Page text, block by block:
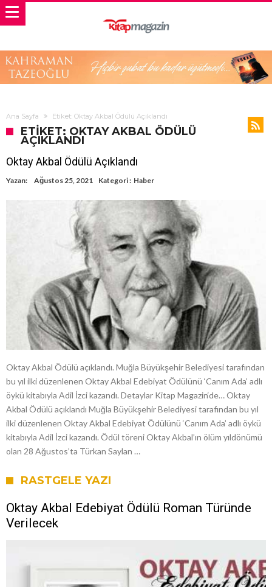
Ana Sayfa Etiket: Oktay Akbal Ödülü Açıklandı
ETIKET: OKTAY AKBAL ÖDÜLÜ
AÇIKLANDI
Oktay Akbal Ödülü Açıklandı
Yazan: Ağustos 25, 2021 Kategori : Haber
Oktay Akbal Ödülü açıklandı. Muğla Büyükşehir Belediyesi tarafından
bu yıl ilki düzenlenen Oktay Akbal Edebiyat Ödülünü ‘Canım Ada’ adlı
öykü kitabıyla Adil İzci kazandı. Detaylar Kitap Magazin‘de… Oktay
Akbal Ödülü açıklandı Muğla Büyükşehir Belediyesi tarafından bu yıl
ilki düzenlenen Oktay Akbal Edebiyat Ödülünü ‘Canım Ada’ adlı öykü
kitabıyla Adil İzci kazandı. Ödül töreni Oktay Akbal’ın ölüm yıldönümü
olan 28 Ağustos’ta Türkan Saylan …
RASTGELE YAZI
Oktay Akbal Edebiyat Ödülü Roman Türünde
Verilecek